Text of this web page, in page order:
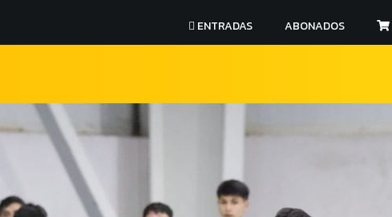
ENTRADAS ABONADOS